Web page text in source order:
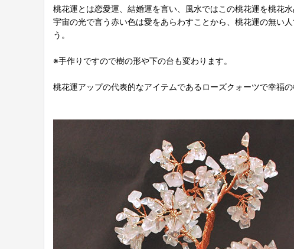
桃花運とは恋愛運、結婚運を言い、風水ではこの桃花運を桃花
宇宙の光で言う赤い色は愛をあらわすことから、桃花運の無い
う。
※手作りですので樹の形や下の台も変わります。
桃花運アップの代表的なアイテムであるローズクォーツで幸福の